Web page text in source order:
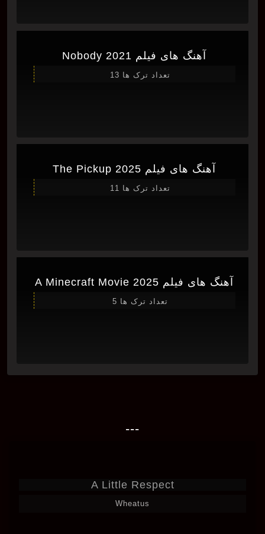
آهنگ های فیلم Nobody 2021
تعداد ترک ها 13
آهنگ های فیلم The Pickup 2025
تعداد ترک ها 11
آهنگ های فیلم A Minecraft Movie 2025
تعداد ترک ها 5
---
A Little Respect
Wheatus